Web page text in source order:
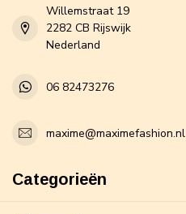
Willemstraat 19
2282 CB Rijswijk
Nederland
06 82473276
maxime@maximefashion.nl
Categorieën